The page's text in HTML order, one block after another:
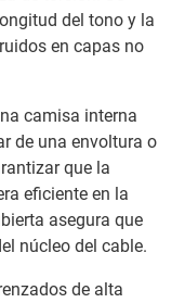
del tono y la
en capas no
camisa interna
de una envoltura o
que la
eficiente en la
asegura que
núcleo del cable.
de alta